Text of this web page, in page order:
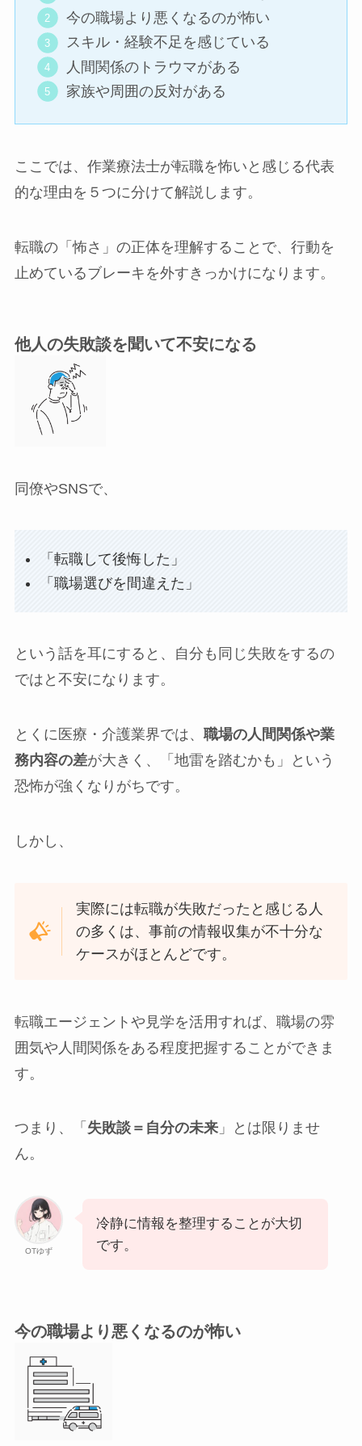
今の職場より悪くなるのが怖い
スキル・経験不足を感じている
人間関係のトラウマがある
家族や周囲の反対がある
ここでは、作業療法士が転職を怖いと感じる代表
的な理由を５つに分けて解説します。
転職の「怖さ」の正体を理解することで、行動を
止めているブレーキを外すきっかけになります。
他人の失敗談を聞いて不安になる
同僚やSNSで、
「転職して後悔した」
「職場選びを間違えた」
という話を耳にすると、自分も同じ失敗をするの
ではと不安になります。
とくに医療・介護業界では、 職場の人間関係や業
務内容の差が大きく、「地雷を踏むかも」という
恐怖が強くなりがちです。
しかし、
実際には転職が失敗だったと感じる人
の多くは、事前の情報収集が不十分な
ケースがほとんどです。
転職エージェントや見学を活用すれば、職場の雰
囲気や人間関係をある程度把握することができま
す。
つまり、「 失敗談＝自分の未来」とは限りませ
ん。
OTゆず
冷静に情報を整理することが大切
です。
今の職場より悪くなるのが怖い